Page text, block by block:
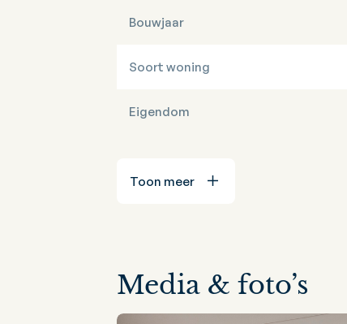
Bouwjaar
Soort woning
Eigendom
Toon meer
Media & foto’s